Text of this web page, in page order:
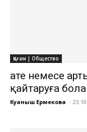
Қоғам | Общество
Қате немесе
қайтаруға
Куаныш Ермекова -